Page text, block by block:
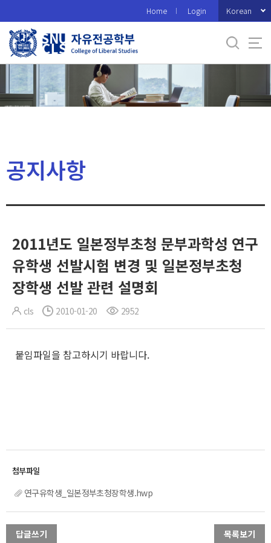
로
메
Home Login Korean
공지사항
2011년도 일본정부초청 문부과학성 연구
유학생 선발시험 변경 및 일본정부초청
장학생 선발 관련 설명회
cls 2010-01-20 2952
붙임파일을 참고하시기 바랍니다.
연구유학생_일본정부초청장학생.hwp
답글쓰기 목록보기